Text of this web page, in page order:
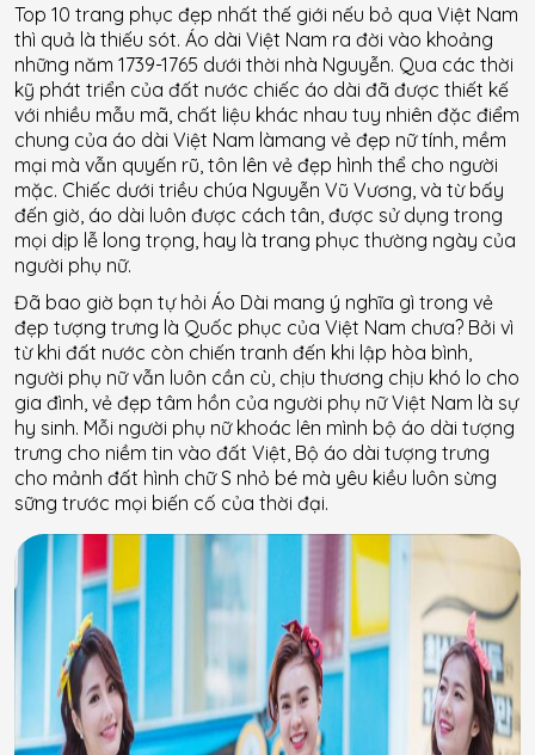
Top 10 trang phục đẹp nhất thế giới nếu bỏ qua Việt Nam
thì quả là thiếu sót. Áo dài Việt Nam ra đời vào khoảng
những năm 1739-1765 dưới thời nhà Nguyễn. Qua các thời
kỹ phát triển của đất nước chiếc áo dài đã được thiết kế
với nhiều mẫu mã, chất liệu khác nhau tuy nhiên đặc điểm
chung của áo dài Việt Nam làmang vẻ đẹp nữ tính, mềm
mại mà vẫn quyến rũ, tôn lên vẻ đẹp hình thể cho người
mặc. Chiếc dưới triều chúa Nguyễn Vũ Vương, và từ bấy
đến giờ, áo dài luôn được cách tân, được sử dụng trong
mọi dịp lễ long trọng, hay là trang phục thường ngày của
người phụ nữ.
Đã bao giờ bạn tự hỏi Áo Dài mang ý nghĩa gì trong vẻ
đẹp tượng trưng là Quốc phục của Việt Nam chưa? Bởi vì
từ khi đất nước còn chiến tranh đến khi lập hòa bình,
người phụ nữ vẫn luôn cần cù, chịu thương chịu khó lo cho
gia đình, vẻ đẹp tâm hồn của người phụ nữ Việt Nam là sự
hy sinh. Mỗi người phụ nữ khoác lên mình bộ áo dài tượng
trưng cho niềm tin vào đất Việt, Bộ áo dài tượng trưng
cho mảnh đất hình chữ S nhỏ bé mà yêu kiều luôn sừng
sững trước mọi biến cố của thời đại.